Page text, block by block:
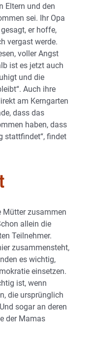
Eltern und den
sei. Ihr Opa
er hoffe,
vergast werde.
voller Angst
ist es jetzt auch
und die
Auch ihre
am Kerngarten
dass das
haben, dass
stattfindet“, findet
Mütter zusammen
allein die
Teilnehmer.
zusammensteht,
es wichtig,
einsetzen.
ist, wenn
die ursprünglich
sogar an deren
der Mamas